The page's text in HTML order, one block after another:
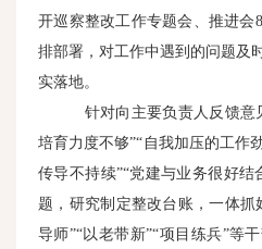
开巡察整改工作专题会、推进会
排部署，对工作中遇到的问题及
实落地。
针对向主要负责人反馈意
培育力度不够”“自我加压的工作
传导不持续”“党建与业务很好结
题，研究制定整改台账，一体抓
导师”“以老带新”“项目练兵”等